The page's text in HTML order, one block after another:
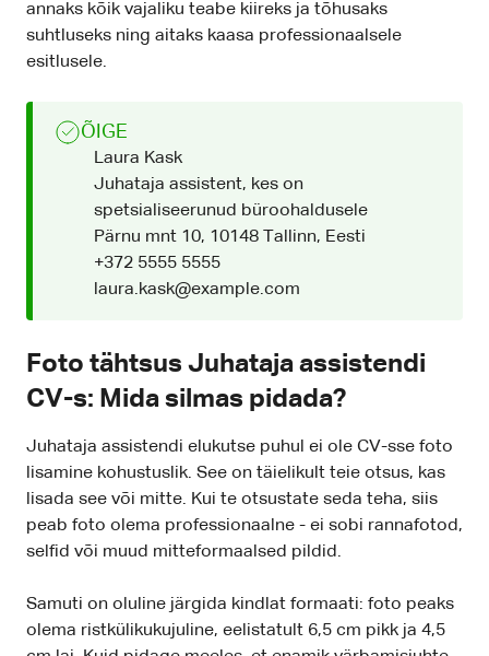
annaks kõik vajaliku teabe kiireks ja tõhusaks
suhtluseks ning aitaks kaasa professionaalsele
esitlusele.
ÕIGE
Laura Kask
Juhataja assistent, kes on
spetsialiseerunud büroohaldusele
Pärnu mnt 10, 10148 Tallinn, Eesti
+372 5555 5555
laura.kask@example.com
Foto tähtsus Juhataja assistendi
CV-s: Mida silmas pidada?
Juhataja assistendi elukutse puhul ei ole CV-sse foto
lisamine kohustuslik. See on täielikult teie otsus, kas
lisada see või mitte. Kui te otsustate seda teha, siis
peab foto olema professionaalne - ei sobi rannafotod,
selfid või muud mitteformaalsed pildid.
Samuti on oluline järgida kindlat formaati: foto peaks
olema ristkülikukujuline, eelistatult 6,5 cm pikk ja 4,5